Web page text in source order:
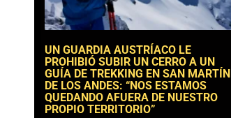
UN GUARDIA AUSTRÍACO LE
PROHIBIÓ SUBIR UN CERRO A UN
GUÍA DE TREKKING EN SAN MARTÍN
DE LOS ANDES: “NOS ESTAMOS
QUEDANDO AFUERA DE NUESTRO
PROPIO TERRITORIO”